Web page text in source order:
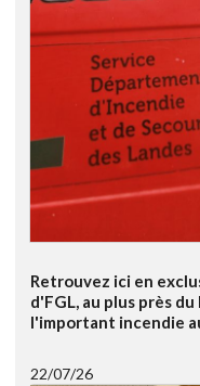
Retrouvez ici en
d'FGL, au plus près
l'important incendie
22/07/26